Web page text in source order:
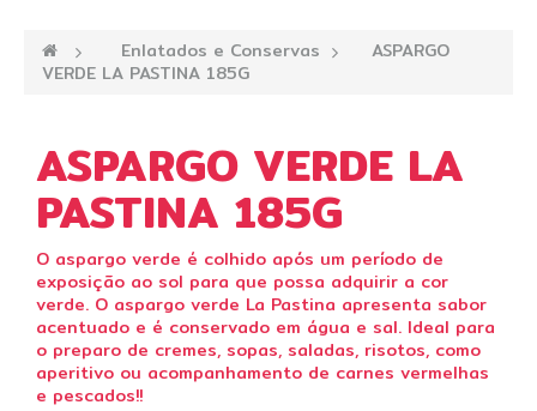
—› Enlatados e Conservas —›
ASPARGO
VERDE LA PASTINA 185G
ASPARGO VERDE LA
PASTINA 185G
O aspargo verde é colhido após um período de
exposição ao sol para que possa adquirir a cor
verde. O aspargo verde La Pastina apresenta sabor
acentuado e é conservado em água e sal. Ideal para
o preparo de cremes, sopas, saladas, risotos, como
aperitivo ou acompanhamento de carnes vermelhas
e pescados!!